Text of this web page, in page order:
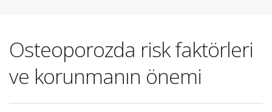
Osteoporozda risk faktörleri
ve korunmanın önemi